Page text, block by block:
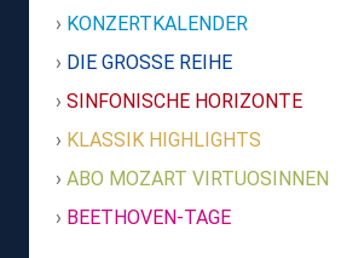
KONZERTKALENDER
DIE GROSSE REIHE
SINFONISCHE HORIZONTE
KLASSIK HIGHLIGHTS
ABO MOZART VIRTUOSINNEN
BEETHOVEN-TAGE